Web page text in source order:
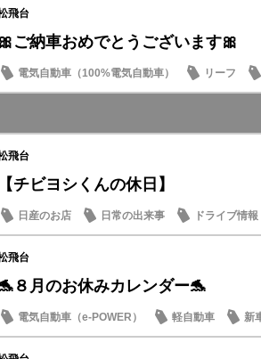
飛台
🎀ご納車おめでとうございます🎀
電気自動車（100%電気自動車） リーフ
飛台
【チビヨシくんの休日】
日産のお店 日常の出来事 ドライブ情報
飛台
８月のお休みカレンダー🐬
電気自動車（e-POWER） 軽自動車
新
日産のお店